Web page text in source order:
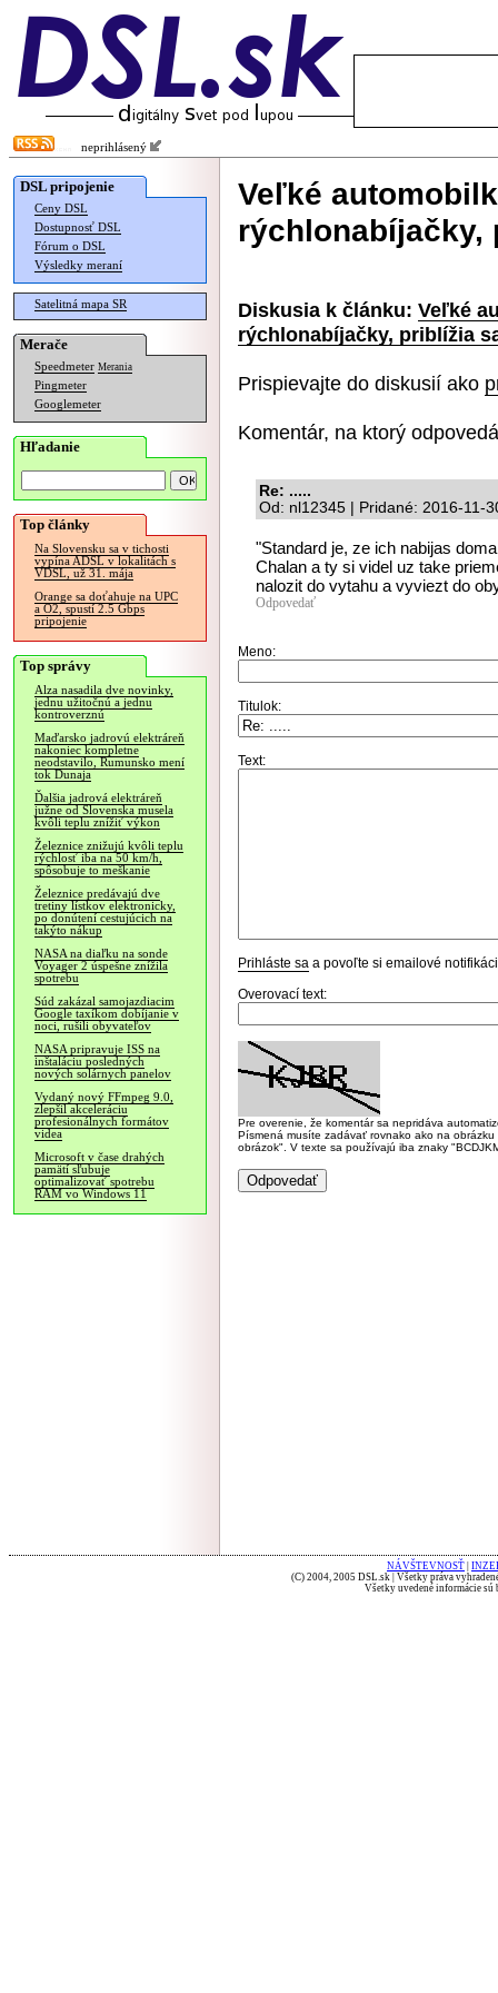
neprihlásený
DSL pripojenie
Ceny DSL
Dostupnosť DSL
Fórum o DSL
Výsledky meraní
Satelitná mapa SR
Merače
Speedmeter Merania
Pingmeter
Googlemeter
Hľadanie
Top články
Na Slovensku sa v tichosti
vypína ADSL v lokalitách s
VDSL, už 31. mája
Orange sa doťahuje na UPC
a O2, spustí 2.5 Gbps
pripojenie
Top správy
Alza nasadila dve novinky,
jednu užitočnú a jednu
kontroverznú
Maďarsko jadrovú elektráreň
nakoniec kompletne
neodstavilo, Rumunsko mení
tok Dunaja
Ďalšia jadrová elektráreň
južne od Slovenska musela
kvôli teplu znížiť výkon
Železnice znižujú kvôli teplu
rýchlosť iba na 50 km/h,
spôsobuje to meškanie
Železnice predávajú dve
tretiny lístkov elektronicky,
po donútení cestujúcich na
takýto nákup
NASA na diaľku na sonde
Voyager 2 úspešne znížila
spotrebu
Súd zakázal samojazdiacim
Google taxíkom dobíjanie v
noci, rušili obyvateľov
NASA pripravuje ISS na
inštaláciu posledných
nových solárnych panelov
Vydaný nový FFmpeg 9.0,
zlepšil akceleráciu
profesionálnych formátov
videa
Microsoft v čase drahých
pamätí sľubuje
optimalizovať spotrebu
RAM vo Windows 11
Veľké
rýchlonabíjačky,
Diskusia k článku: Veľké
rýchlonabíjačky, priblížia
Prispievajte do diskusií ako
Komentár, na ktorý
Re: .....
Od: nl12345 | Pridané: 2016-11-
"Standard je, ze ich nabijas
Chalan a ty si videl uz take
nalozit do vytahu a vyviezt do
Odpovedať
Meno:
Titulok:
Text:
Prihláste sa a povoľte si emailové
Overovací text:
Pre overenie, že komentár sa nepridáva
Písmená musíte zadávať rovnako ako na
obrázok". V texte sa používajú iba znaky
NÁVŠTEVNOSŤ
(C) 2004, 2005 DSL.sk | Všetky práva
Všetky uvedené informácie sú